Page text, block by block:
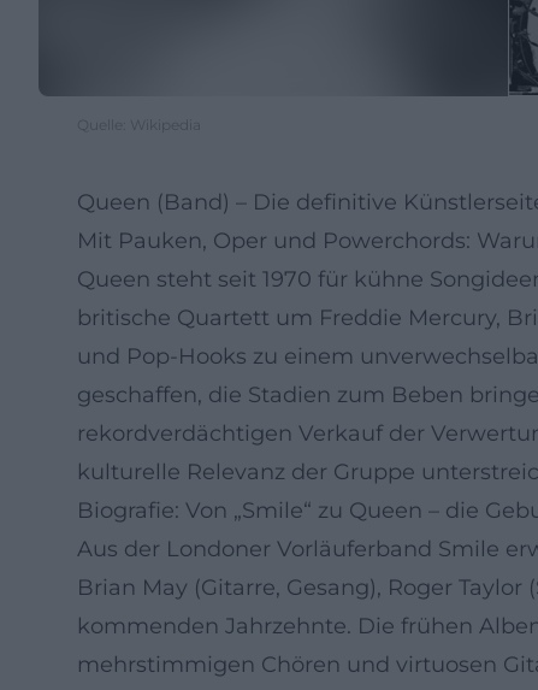
Quelle: Wikipedia
Queen (Band) – Die definitive
Mit Pauken, Oper und Powerchords:
Queen steht seit 1970 für kühne
britische Quartett um Freddie Mercury,
und Pop-Hooks zu einem
geschaffen, die Stadien zum Beben
rekordverdächtigen Verkauf der
kulturelle Relevanz der Gruppe
Biografie: Von „Smile“ zu Queen – die
Aus der Londoner Vorläuferband Smile
Brian May (Gitarre, Gesang), Roger
kommenden Jahrzehnte. Die frühen
mehrstimmigen Chören und virtuosen